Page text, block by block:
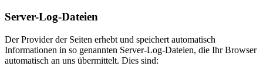
Server-Log-Dateien
Der Provider der Seiten erhebt und speichert automatisch
Informationen in so genannten Server-Log-Dateien, die Ihr Browser
automatisch an uns übermittelt. Dies sind: